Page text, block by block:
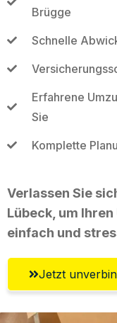
Brügge
Schnelle
Erfahrene
Sie
Komplette
Verlassen Sie
Lübeck, um
einfach und
Jetzt